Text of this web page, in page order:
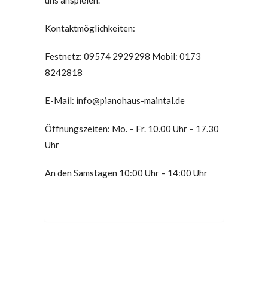
Kontaktmöglichkeiten:
Festnetz: 09574 2929298 Mobil: 0173
8242818
E-Mail: info@pianohaus-maintal.de
Öffnungszeiten: Mo. – Fr. 10.00 Uhr – 17.30
Uhr
An den Samstagen 10:00 Uhr – 14:00 Uhr